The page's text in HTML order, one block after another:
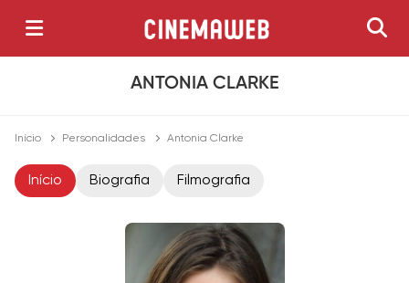
ANTONIA CLARKE
Início Personalidades Antonia Clarke
Início Biografia Filmografia